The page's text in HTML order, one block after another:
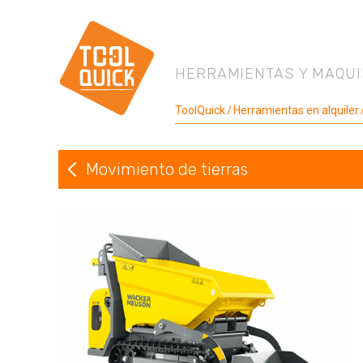
HERRAMIENTAS Y
ToolQuick Herramientas en alquiler
Volver a Movimiento de tierras
Movimiento de tierras